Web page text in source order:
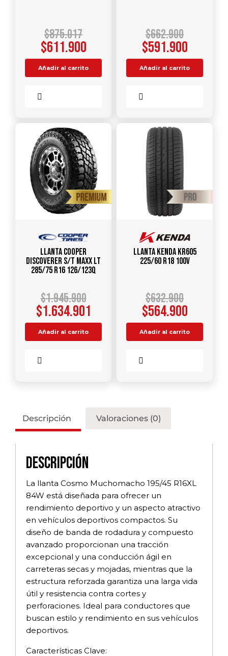
$875.017
$611.900
Añadir al carrito
$662.900
$591.900
Añadir al carrito
Llanta COOPER
DISCOVERER S/T MAXX LT
285/75 R16 126/123Q
$1.945.900
$1.634.901
Añadir al carrito
Llanta KENDA KR605
225/60 R18 100V
$632.900
$564.900
Añadir al carrito
Descripción Valoraciones (0)
Descripción
La llanta Cosmo Muchomacho 195/45 R16XL
84W está diseñada para ofrecer un
rendimiento deportivo y un aspecto atractivo
en vehículos deportivos compactos. Su
diseño de banda de rodadura y compuesto
avanzado proporcionan una tracción
excepcional y una conducción ágil en
carreteras secas y mojadas, mientras que la
estructura reforzada garantiza una larga vida
útil y resistencia contra cortes y
perforaciones. Ideal para conductores que
buscan estilo y rendimiento en sus vehículos
deportivos.
Características Clave: